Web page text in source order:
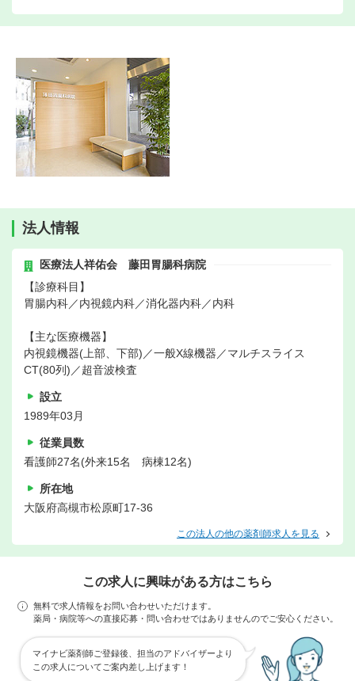
法人情報
医療法人祥佑会 藤田胃腸科病院
【診療科目】
胃腸内科／内視鏡内科／消化器内科／内科
【主な医療機器】
内視鏡機器(上部、下部)／一般X線機器／マルチスライス
CT(80列)／超音波検査
設立
1989年03月
従業員数
看護師27名(外来15名 病棟12名)
所在地
大阪府高槻市松原町17-36
この法人の他の薬剤師求人を見る
この求人に興味がある方はこちら
無料で求人情報をお問い合わせいただけます。
薬局・病院等への直接応募・問い合わせではありませんのでご安心ください。
マイナビ薬剤師ご登録後、担当のアドバイザーより
この求人についてご案内差し上げます！